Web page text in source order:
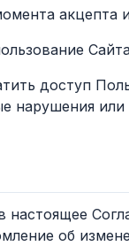
акцепта
доступ
нарушения
настоящее
об